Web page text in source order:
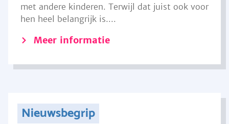
met andere kinderen. Terwijl dat juist ook voor
hen heel belangrijk is....
Meer informatie
Nieuwsbegrip